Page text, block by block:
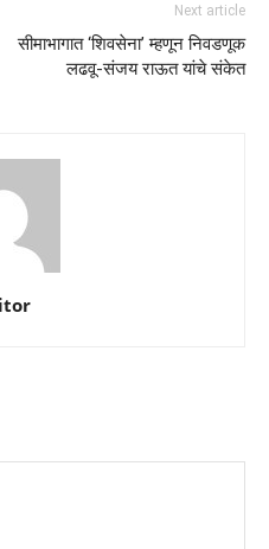
Next article
सीमाभागात ‘शिवसेना’ म्हणून निवडणूक
लढवू-संजय राऊत यांचे संकेत